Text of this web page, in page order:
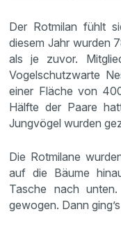
Der Rotmilan fühlt
diesem Jahr wurden
als je zuvor.
Vogelschutzwarte
einer Fläche von
Hälfte der Paare
Jungvögel wurden
Die Rotmilane
auf die Bäume
Tasche nach
gewogen. Dann